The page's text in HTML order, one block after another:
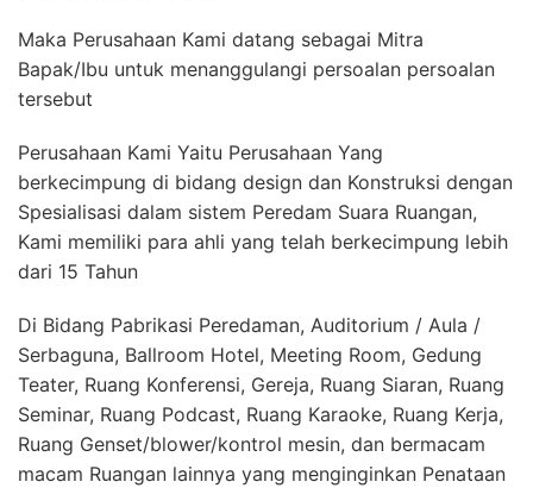
Maka Perusahaan Kami datang sebagai Mitra
Bapak/Ibu untuk menanggulangi persoalan persoalan
tersebut
Perusahaan Kami Yaitu Perusahaan Yang
berkecimpung di bidang design dan Konstruksi dengan
Spesialisasi dalam sistem Peredam Suara Ruangan,
Kami memiliki para ahli yang telah berkecimpung lebih
dari 15 Tahun
Di Bidang Pabrikasi Peredaman, Auditorium / Aula /
Serbaguna, Ballroom Hotel, Meeting Room, Gedung
Teater, Ruang Konferensi, Gereja, Ruang Siaran, Ruang
Seminar, Ruang Podcast, Ruang Karaoke, Ruang Kerja,
Ruang Genset/blower/kontrol mesin, dan bermacam
macam Ruangan lainnya yang menginginkan Penataan